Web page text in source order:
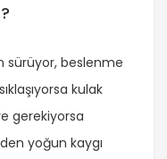
sürüyor, beslenme
kulak
gerekiyorsa
yoğun kaygı